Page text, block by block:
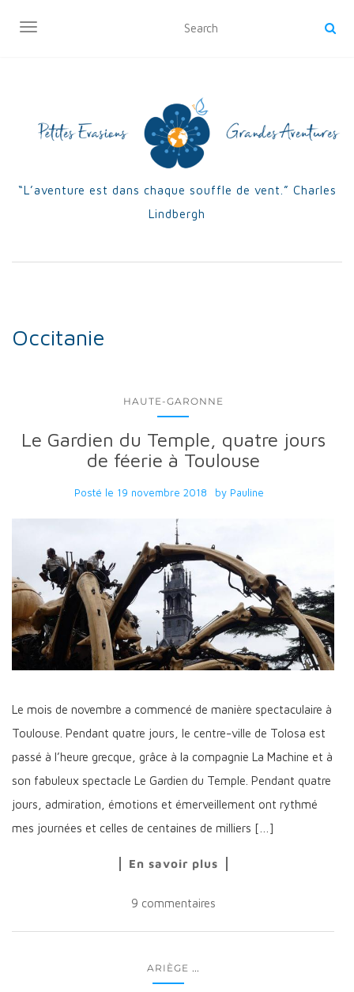
OUVRIR/FERMER LA NAVIGATION
“L’aventure est dans chaque souffle de vent.” Charles
Lindbergh
Occitanie
HAUTE-GARONNE
Le Gardien du Temple, quatre jours
de féerie à Toulouse
Posté le 19 novembre 2018 by Pauline
Le mois de novembre a commencé de manière spectaculaire à
Toulouse. Pendant quatre jours, le centre-ville de Tolosa est
passé à l’heure grecque, grâce à la compagnie La Machine et à
son fabuleux spectacle Le Gardien du Temple. Pendant quatre
jours, admiration, émotions et émerveillement ont rythmé
mes journées et celles de centaines de milliers […]
En savoir plus
9 commentaires
ARIÈGE